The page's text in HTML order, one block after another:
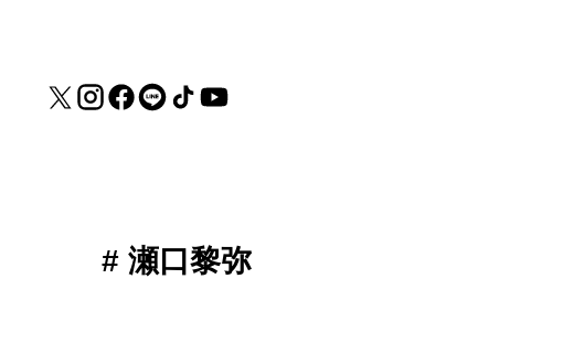
# 瀬口黎弥